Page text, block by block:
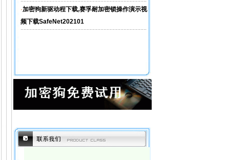
·加密狗新驱动程下载,赛孚耐加密锁操作演示视
频下载SafeNet202101